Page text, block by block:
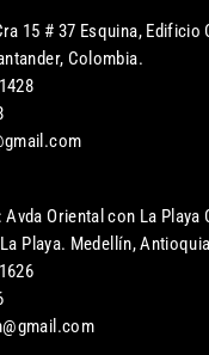
15 # 37 Esquina,
Colombia.
Avda Oriental con La Playa
Playa. Medellín,